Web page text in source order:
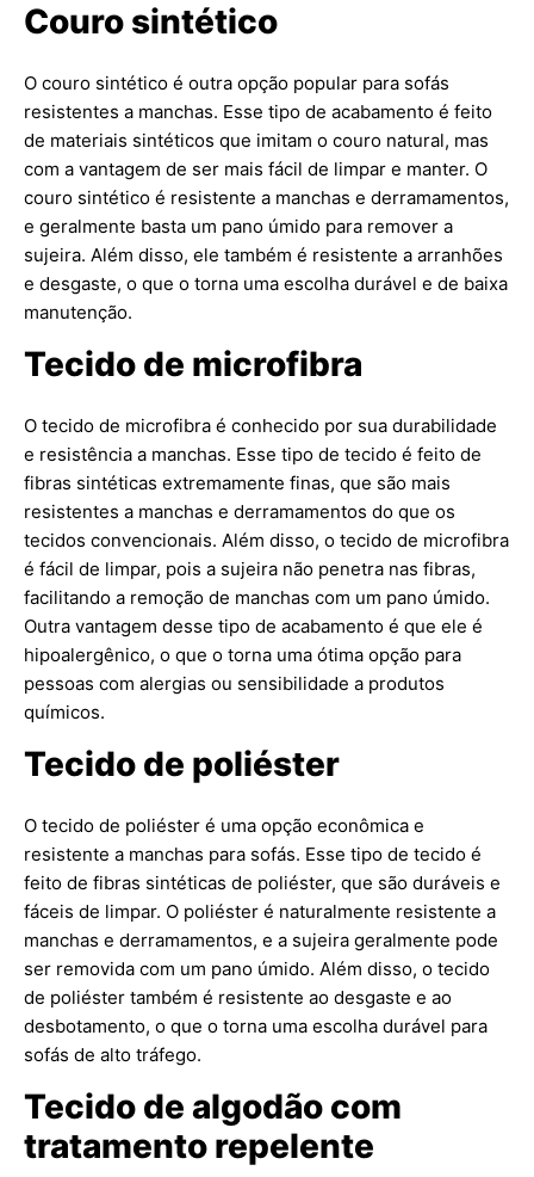
Couro sintético
O couro sintético é outra opção popular para sofás
resistentes a manchas. Esse tipo de acabamento é feito
de materiais sintéticos que imitam o couro natural, mas
com a vantagem de ser mais fácil de limpar e manter. O
couro sintético é resistente a manchas e derramamentos,
e geralmente basta um pano úmido para remover a
sujeira. Além disso, ele também é resistente a arranhões
e desgaste, o que o torna uma escolha durável e de baixa
manutenção.
Tecido de microfibra
O tecido de microfibra é conhecido por sua durabilidade
e resistência a manchas. Esse tipo de tecido é feito de
fibras sintéticas extremamente finas, que são mais
resistentes a manchas e derramamentos do que os
tecidos convencionais. Além disso, o tecido de microfibra
é fácil de limpar, pois a sujeira não penetra nas fibras,
facilitando a remoção de manchas com um pano úmido.
Outra vantagem desse tipo de acabamento é que ele é
hipoalergênico, o que o torna uma ótima opção para
pessoas com alergias ou sensibilidade a produtos
químicos.
Tecido de poliéster
O tecido de poliéster é uma opção econômica e
resistente a manchas para sofás. Esse tipo de tecido é
feito de fibras sintéticas de poliéster, que são duráveis e
fáceis de limpar. O poliéster é naturalmente resistente a
manchas e derramamentos, e a sujeira geralmente pode
ser removida com um pano úmido. Além disso, o tecido
de poliéster também é resistente ao desgaste e ao
desbotamento, o que o torna uma escolha durável para
sofás de alto tráfego.
Tecido de algodão com
tratamento repelente